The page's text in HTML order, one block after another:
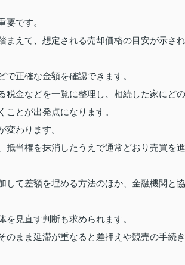
です。
まえて、想定される売却価格の目安が示され
正確な金額を確認できます。
税金などを一覧に整理し、相続した家にどの
とが出発点になります。
わります。
抵当権を抹消したうえで通常どおり売買を進
して差額を埋める方法のほか、金融機関と協
見直す判断も求められます。
のまま延滞が重なると差押えや競売の手続き